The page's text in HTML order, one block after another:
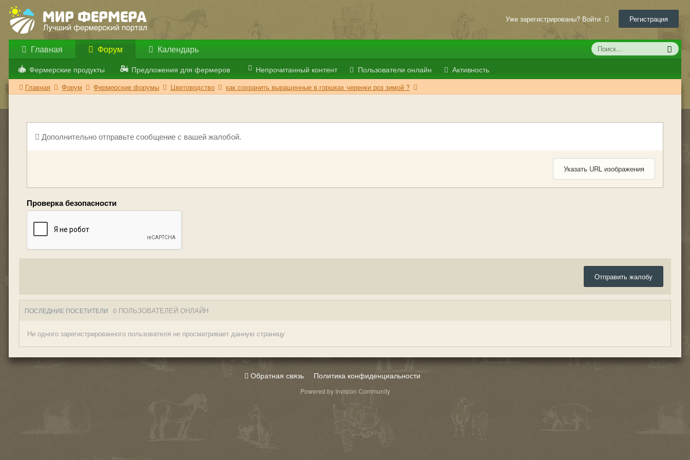
Уже зарегистрированы? Войти Регистрация
Главная Форум
Фермерские продукты Предложения для фермеров Непрочитанный контент Пользователи онлайн Активность
Календарь
Главная Форум Фермерские форумы Цветоводство как сохранить выращенные в горшках черенки роз зимой ?
Дополнительно отправьте сообщение с вашей жалобой.
Указать URL изображения
Проверка безопасности
Отправить жалобу
ПОСЛЕДНИЕ ПОСЕТИТЕЛИ 0 ПОЛЬЗОВАТЕЛЕЙ ОНЛАЙН
Ни одного зарегистрированного пользователя не просматривает данную страницу
Обратная связь Политика конфиденциальности
Powered by Invision Community